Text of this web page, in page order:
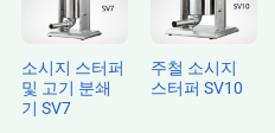
소시지 스터퍼
및 고기 분쇄
기 SV7
주철 소시지
스터퍼 SV10